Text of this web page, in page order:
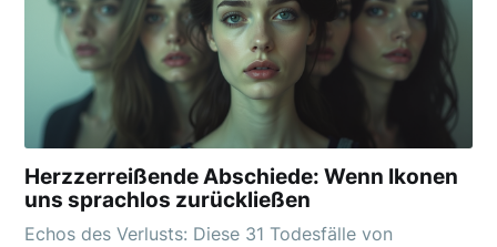
Herzzerreißende Abschiede: Wenn Ikonen
uns sprachlos zurückließen
Echos des Verlusts: Diese 31 Todesfälle von